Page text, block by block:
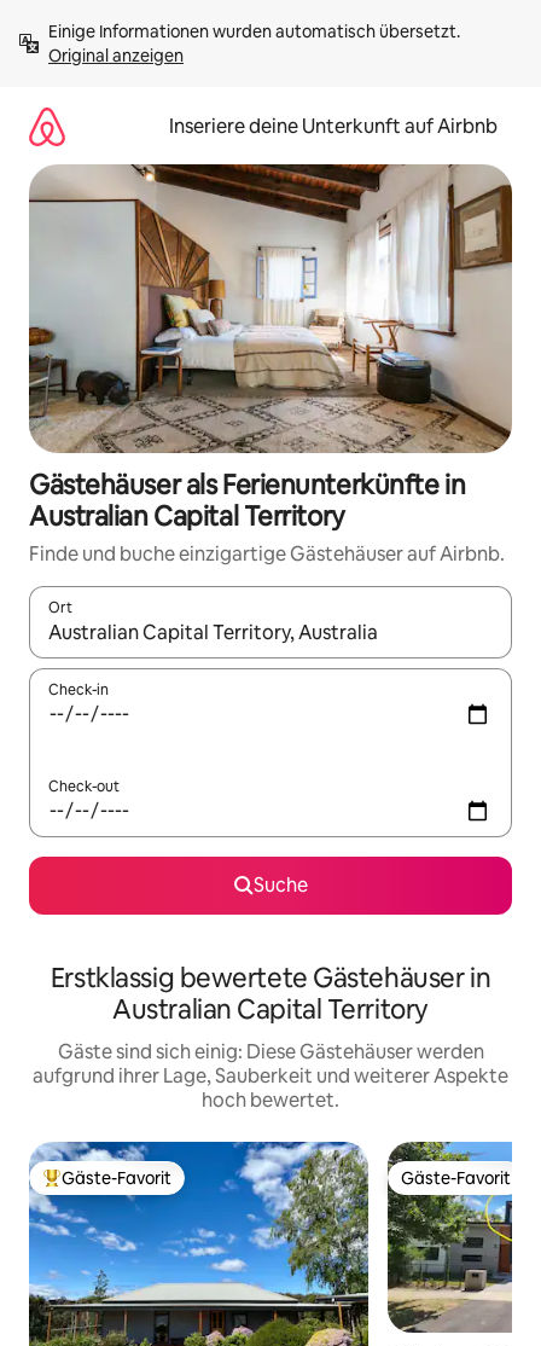
Inhalten
springenOriginal anzeigen
Inseriere deine Unterkunft auf Airbnb
Gästehäuser als Ferienunterkünfte in
Australian Capital Territory
Finde und buche einzigartige Gästehäuser auf Airbnb.
Ort
Wenn Ergebnisse verfügbar sind, navigiere mit den
Check-in
Check-out
Suche
Erstklassig bewertete Gästehäuser in
Australian Capital Territory
Gäste sind sich einig: Diese Gästehäuser werden
aufgrund ihrer Lage, Sauberkeit und weiterer Aspekte
hoch bewertet.
Beliebter Gäste-Favorit.
Gäste-Favorit Gäste-Favorit
Gäste-Favorit